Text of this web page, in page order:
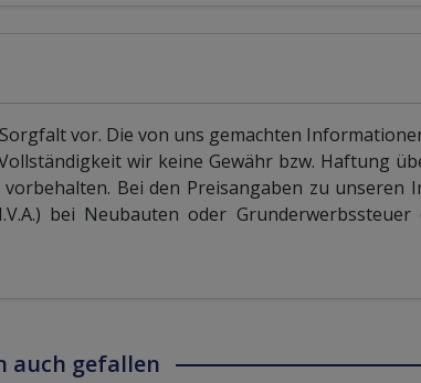
vor. Die von uns gemachten
wir keine Gewähr bzw. Haftung
Bei den Preisangaben zu unseren
bei Neubauten oder Grunderwerbssteuer
auch gefallen